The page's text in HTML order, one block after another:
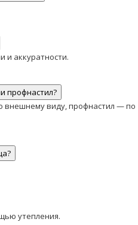
и аккуратности.
профнастил?
внешнему виду, профнастил — по
утепления.